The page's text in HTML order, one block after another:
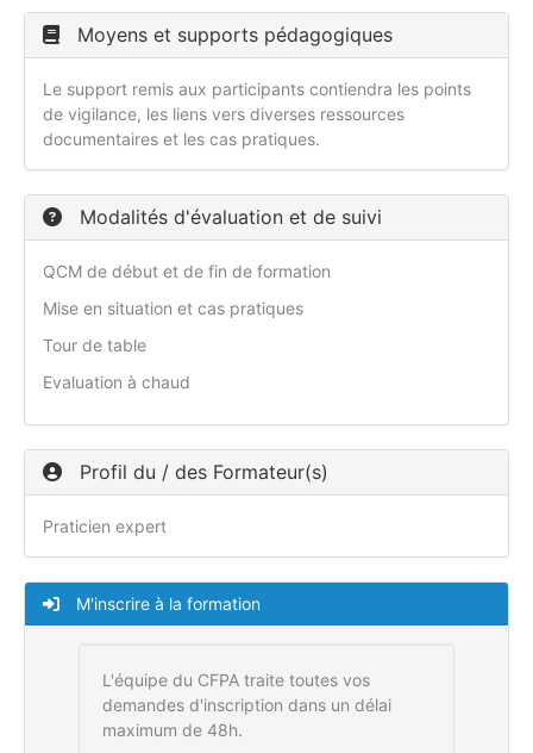
Moyens et supports pédagogiques
Le support remis aux participants contiendra les points
de vigilance, les liens vers diverses ressources
documentaires et les cas pratiques.
Modalités d'évaluation et de suivi
QCM de début et de fin de formation
Mise en situation et cas pratiques
Tour de table
Evaluation à chaud
Profil du / des Formateur(s)
Praticien expert
M'inscrire à la formation
L'équipe du CFPA traite toutes vos
demandes d'inscription dans un délai
maximum de 48h.